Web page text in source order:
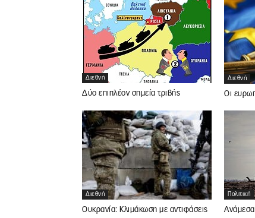
Διεθνή
Δύο επιπλέον σημεία τριβής
Διεθνή
Οι
Διεθνή
Ουκρανία: Κλιμάκωση με αντιφάσεις
Πολιτική
Ανάμεσα